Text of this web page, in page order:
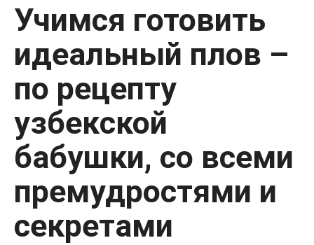
Учимся готовить
идеальный плов –
по рецепту
узбекской
бабушки, со всеми
премудростями и
секретами